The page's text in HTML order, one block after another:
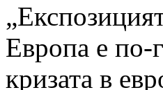
Европа е по-
кризата в